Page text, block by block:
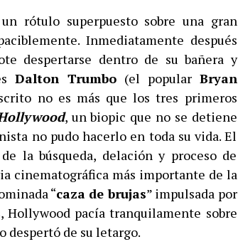
rótulo superpuesto sobre una gran
Inmediatamente después
despertarse dentro de su bañera y
Dalton Trumbo (el popular Bryan
no es más que los tres primeros
, un biopic que no se detiene
no pudo hacerlo en toda su vida. El
la búsqueda, delación y proceso de
cinematográfica más importante de la
“caza de brujas” impulsada por
Hollywood pacía tranquilamente sobre
despertó de su letargo.